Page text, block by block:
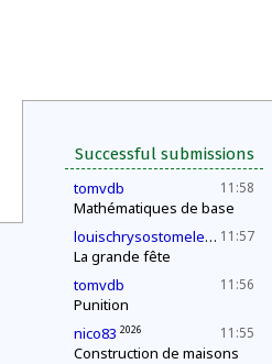
Successful submissions
11:58
tomvdb
Mathématiques de base
11:57
louischrysostomelegueult 2027
La grande fête
11:56
tomvdb
Punition
11:55
nico83 2026
Construction de maisons